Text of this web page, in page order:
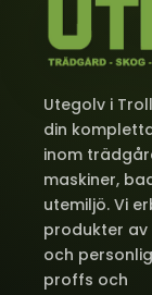
Utegolv i
din
inom
maskiner,
utemiljö. Vi
produkter
och
proffs och